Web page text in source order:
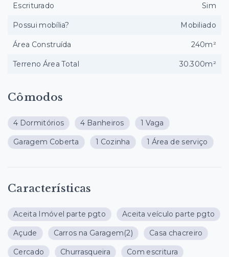
Cômodos
4 Dormitórios 4 Banheiros 1 Vaga
Garagem Coberta 1 Cozinha 1 Área de serviço
Características
Aceita Imóvel parte pgto Aceita veículo parte pgto
Açude Carros na Garagem(2) Casa chacreiro
Cercado Churrasqueira Com escritura
Escriturado Sim
Possui mobília? Mobiliado
Área Construída 240m²
Terreno Área Total 30.300m²